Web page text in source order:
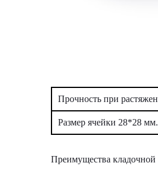
Прочность при
Размер ячейки 28*28 мм.
Преимущества кладочной